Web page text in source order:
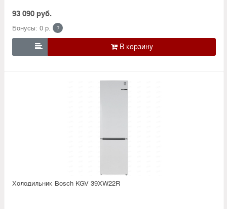
93 090 руб.
Бонусы: 0 р. ?

Холодильник Bosсh KGV 39XW22R